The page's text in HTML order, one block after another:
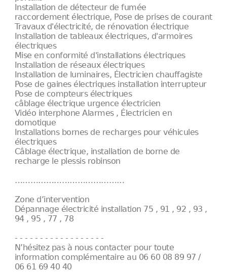
Installation de détecteur de fumée
raccordement électrique, Pose de prises de courant
Travaux d'électricité, de rénovation électrique
Installation de tableaux électriques, d'armoires
électriques
Mise en conformité d'installations électriques
Installation de réseaux électriques
Installation de luminaires, Électricien chauffagiste
Pose de gaines électriques installation interrupteur
Pose de compteurs électriques
câblage électrique urgence électricien
Vidéo interphone Alarmes , Électricien en
domotique
Installations bornes de recharges pour véhicules
électriques
Câblage électrique, installation de borne de
recharge le plessis robinson
……………………………………
Zone d’intervention
Dépannage électricité installation 75 , 91 , 92 , 93 ,
94 , 95 , 77 , 78
- - - - - - - - - - - - - - - - - -
N’hésitez pas à nous contacter pour toute
information complémentaire au 06 60 08 89 97 /
06 61 69 40 40